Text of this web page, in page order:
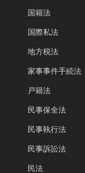
国籍法
国際私法
地方税法
家事事件手続法
戸籍法
民事保全法
民事執行法
民事訴訟法
民法